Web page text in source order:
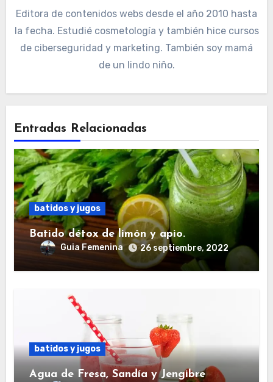
Editora de contenidos webs desde el año 2010 hasta
la fecha. Estudié cosmetología y también hice cursos
de ciberseguridad y marketing. También soy mamá
de un lindo niño.
Entradas Relacionadas
batidos y jugos
Batido détox de limón y apio.
Guia Femenina 26 septiembre, 2022
batidos y jugos
Agua de Fresa, Sandía y Jengibre